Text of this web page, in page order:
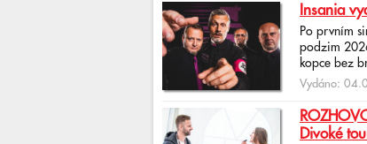
Insania
Po prvním
podzim
kopce bez
Vydáno:
Divoké